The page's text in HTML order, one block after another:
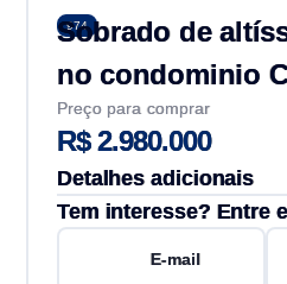
974
Sobrado de
no condominio
Preço para comprar
R$ 2.980.000
Detalhes adicionais
Tem interesse? Entre
E-mail